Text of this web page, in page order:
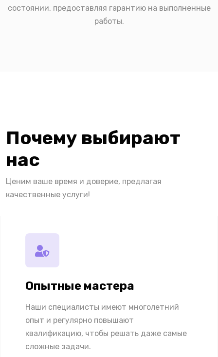
состоянии, предоставляя гарантию на выполненные
работы.
Почему выбирают
нас
Ценим ваше время и доверие, предлагая
качественные услуги!
Опытные мастера
Наши специалисты имеют многолетний
опыт и регулярно повышают
квалификацию, чтобы решать даже самые
сложные задачи.